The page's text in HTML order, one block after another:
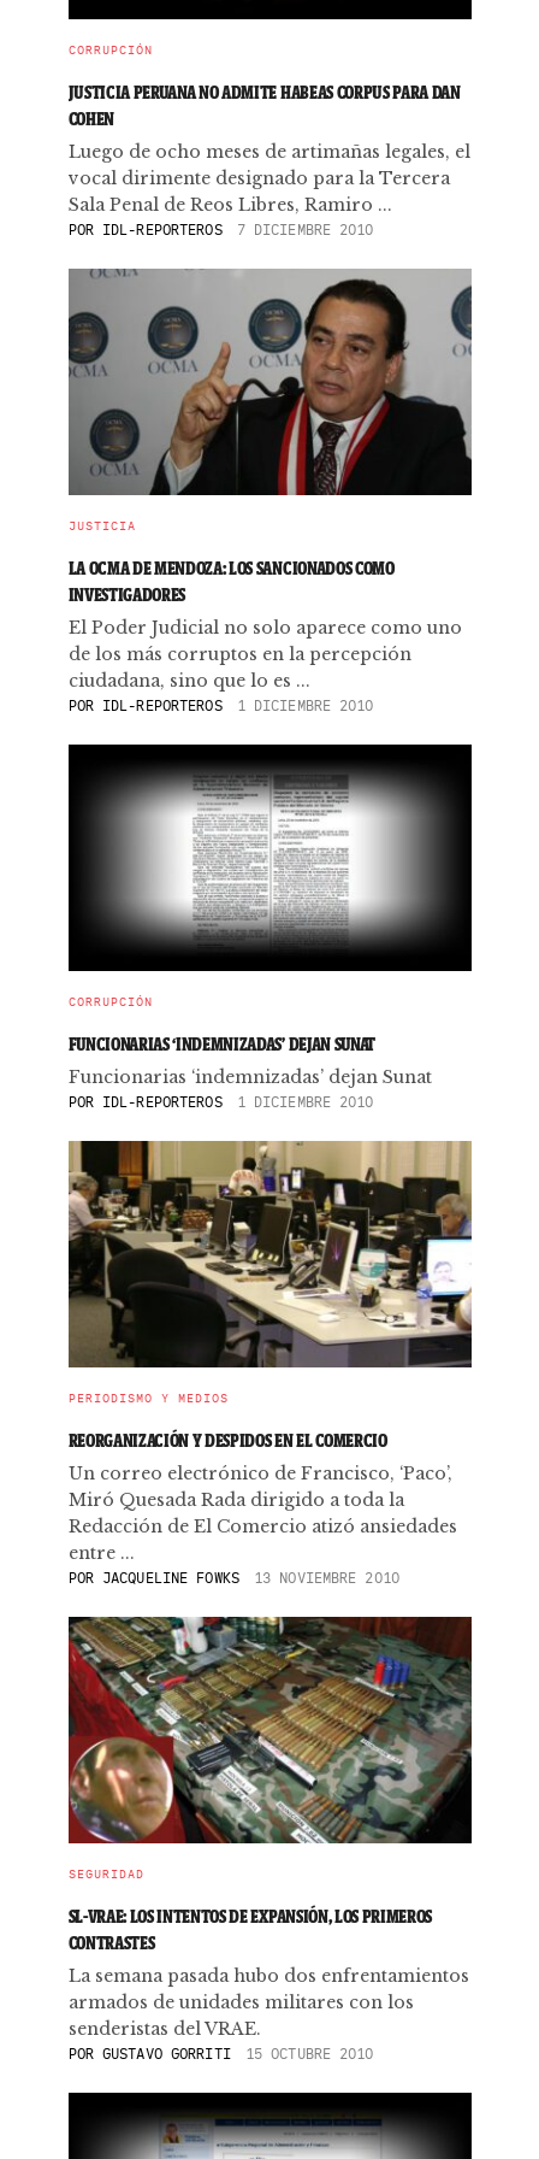
CORRUPCIÓN
JUSTICIA PERUANA NO ADMITE HABEAS CORPUS PARA DAN
COHEN
Luego de ocho meses de artimañas legales, el
vocal dirimente designado para la Tercera
Sala Penal de Reos Libres, Ramiro ...
POR IDL-REPORTEROS 7 DICIEMBRE 2010
JUSTICIA
LA OCMA DE MENDOZA: LOS SANCIONADOS COMO
INVESTIGADORES
El Poder Judicial no solo aparece como uno
de los más corruptos en la percepción
ciudadana, sino que lo es ...
POR IDL-REPORTEROS 1 DICIEMBRE 2010
CORRUPCIÓN
FUNCIONARIAS ‘INDEMNIZADAS’ DEJAN SUNAT
Funcionarias ‘indemnizadas’ dejan Sunat
POR IDL-REPORTEROS 1 DICIEMBRE 2010
PERIODISMO Y MEDIOS
REORGANIZACIÓN Y DESPIDOS EN EL COMERCIO
Un correo electrónico de Francisco, ‘Paco’,
Miró Quesada Rada dirigido a toda la
Redacción de El Comercio atizó ansiedades
entre ...
PORJACQUELINE FOWKS 13 NOVIEMBRE 2010
SEGURIDAD
SL-VRAE: LOS INTENTOS DE EXPANSIÓN, LOS PRIMEROS
CONTRASTES
La semana pasada hubo dos enfrentamientos
armados de unidades militares con los
senderistas del VRAE.
POR GUSTAVO GORRITI 15 OCTUBRE 2010